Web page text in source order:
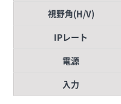
視野角(H/V)
IPレート
電源
入力